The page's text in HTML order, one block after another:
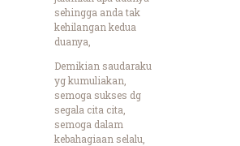
sehingga anda tak
kehilangan kedua
duanya,
Demikian saudaraku
yg kumuliakan,
semoga sukses dg
segala cita cita,
semoga dalam
kebahagiaan selalu,